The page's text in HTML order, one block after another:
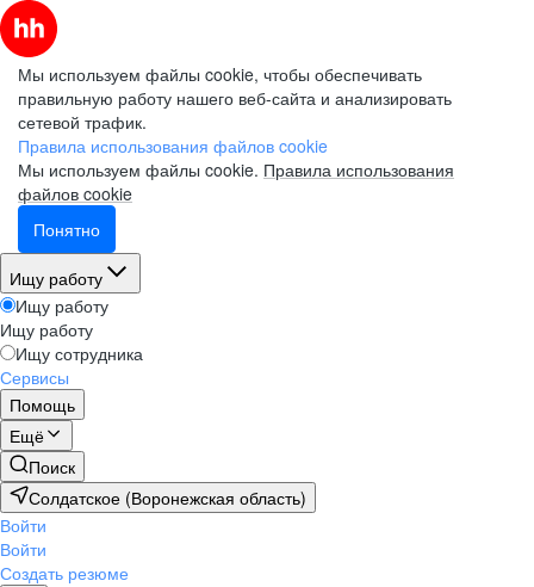
Мы используем файлы cookie, чтобы обеспечивать
правильную работу нашего веб-сайта и анализировать
сетевой трафик.
Правила использования файлов cookie
Мы используем файлы cookie. Правила использования
файлов cookie
Понятно
Ищу работу
Ищу работу
Ищу работу
Ищу сотрудника
Сервисы
Помощь
Ещё
Поиск
Солдатское (Воронежская область)
Войти
Войти
Создать резюме